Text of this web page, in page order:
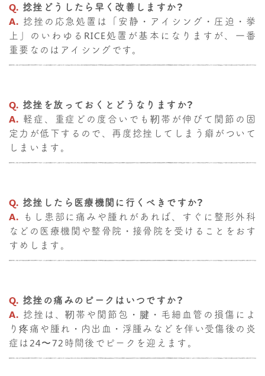
Q. 捻挫どうしたら早く改善しますか？
A. 捻挫の応急処置は「安静・アイシング・圧迫・挙
上」のいわゆるRICE処置が基本になりますが、一番
重要なのはアイシングです。
Q. 捻挫を放っておくとどうなりますか？
A. 軽症、重症どの度合いでも靭帯が伸びて関節の固
定力が低下するので、再度捻挫してしまう癖がついて
しまいます。
Q. 捻挫したら医療機関に行くべきですか？
A. もし患部に痛みや腫れがあれば、すぐに整形外科
などの医療機関や整骨院・接骨院を受けることをおす
すめします。
Q. 捻挫の痛みのピークはいつですか？
A. 捻挫は、靭帯や関節包・腱・毛細血管の損傷によ
り疼痛や腫れ・内出血・浮腫みなどを伴い受傷後の炎
症は24〜72時間後でピークを迎えます。